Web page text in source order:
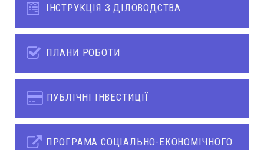
ІНСТРУКЦІЯ З ДІЛОВОДСТВА
ПЛАНИ РОБОТИ
ПУБЛІЧНІ ІНВЕСТИЦІЇ
ПРОГРАМА СОЦІАЛЬНО-ЕКОНОМІЧНОГО